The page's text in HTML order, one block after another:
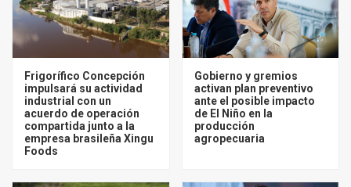
Frigorífico Concepción
impulsará su actividad
industrial con un
acuerdo de operación
compartida junto a la
empresa brasileña Xingu
Foods
Gobierno y gremios
activan plan preventivo
ante el posible impacto
de El Niño en la
producción
agropecuaria